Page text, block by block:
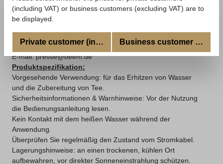
Land: Deutschland
Hersteller:
BEEM GmbH - Jakob-Kaiser-Str. 12
- 47877
Willich - Deutschland - www.beem.de
Jakob-Kaiser-Str. 12 - 47877 Willich - Deutschland
E-mail: presse@beem.de
Produktspezifikation:
Vorgesehende Verwendung: für das Erhitzen von Wasser
und die Zubereitung von Tee.
Sicherheitsinformationen & Warnhinweise: Vor der Nutzung
die Bedienungsanleitung lesen.
Kein Kontakt mit dem heißen Wasser während der
Anwendung.
Überprüfen Sie regelmäßig den Zustand vom Stromkabel.
Lagerungshinweise: an einen trockenen, kühlen Ort
aufbewahren, vor direkter Sonneneinstrahlung schützen.
(including VAT) or business customers (excluding VAT) are to
be displayed.
Private customer (incl. VAT)Business customer (excl.